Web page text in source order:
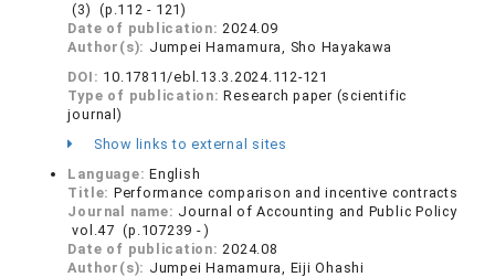
(3) (p.112 - 121)
Date of publication:2024.09
Author(s): Jumpei Hamamura, Sho Hayakawa
DOI: 10.17811/ebl.13.3.2024.112-121
Type of publication:Research paper (scientific
journal)
Show links to external sites
Language:English
Title: Performance comparison and incentive contracts
Journal name: Journal of Accounting and Public Policy
vol.47 (p.107239 - )
Date of publication:2024.08
Author(s): Jumpei Hamamura, Eiji Ohashi